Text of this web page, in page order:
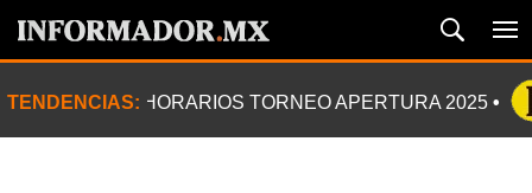
TENDENCIAS: HORARIOS TORNEO APERTURA 2025